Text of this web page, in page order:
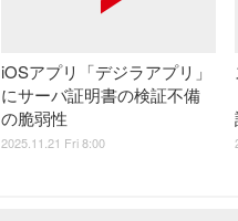
iOSアプリ「デジラアプリ」
にサーバ証明書の検証不備
の脆弱性
2025.11.21 Fri 8:00